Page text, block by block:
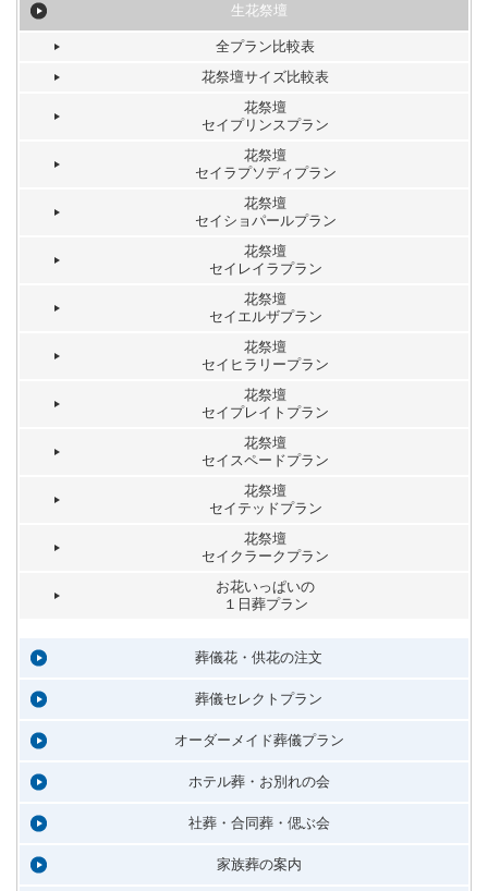
生花祭壇
全プラン比較表
花祭壇サイズ比較表
花祭壇
セイプリンスプラン
花祭壇
セイラプソディプラン
花祭壇
セイショパールプラン
花祭壇
セイレイラプラン
花祭壇
セイエルザプラン
花祭壇
セイヒラリープラン
花祭壇
セイプレイトプラン
花祭壇
セイスペードプラン
花祭壇
セイテッドプラン
花祭壇
セイクラークプラン
お花いっぱいの
１日葬プラン
葬儀花・供花の注文
葬儀セレクトプラン
オーダーメイド葬儀プラン
ホテル葬・お別れの会
社葬・合同葬・偲ぶ会
家族葬の案内